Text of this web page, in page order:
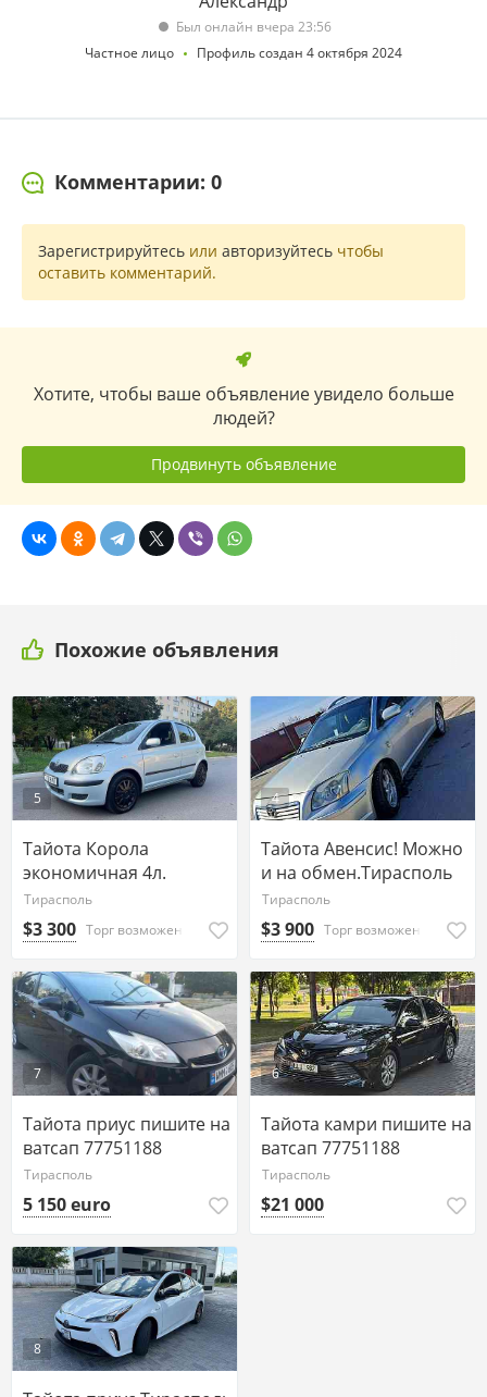
Был онлайн вчера 23:56
Частное лицо
Профиль создан 4 октября 2024
Комментарии: 0
Зарегистрируйтесь или авторизуйтесь чтобы
оставить комментарий.
Хотите, чтобы ваше объявление увидело больше
людей?
Продвинуть объявление
Похожие объявления
5
Тайота Корола
экономичная 4л.
Тирасполь
$3 300 Торг возможен
4
Тайота Авенсис! Можно
и на обмен.Тирасполь
Тирасполь
$3 900 Торг возможен
7
Тайота приус пишите на
ватсап 77751188
Тирасполь
5 150 euro
6
Тайота камри пишите на
ватсап 77751188
Тирасполь
$21 000
8